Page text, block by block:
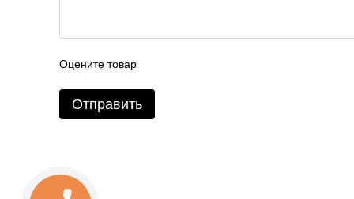
Оцените товар
Отправить